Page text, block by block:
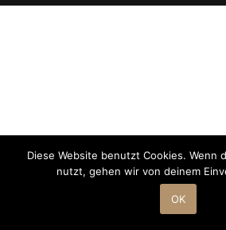
Diese Website benutzt Cookies. Wenn
nutzt, gehen wir von deinem
OK